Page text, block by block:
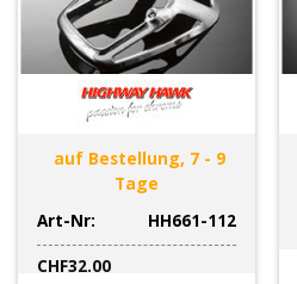
auf Bestellung, 7 - 9
Tage
Art-Nr:
HH661-112
CHF32.00